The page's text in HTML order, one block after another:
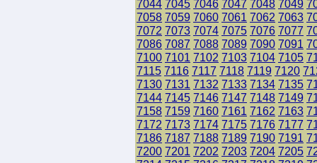
7044 7045 7046 7047 7048 7049
7058 7059 7060 7061 7062 7063
7072 7073 7074 7075 7076 7077
7086 7087 7088 7089 7090 7091
7100 7101 7102 7103 7104 7105
7115 7116 7117 7118 7119 7120
7130 7131 7132 7133 7134 7135
7144 7145 7146 7147 7148 7149
7158 7159 7160 7161 7162 7163
7172 7173 7174 7175 7176 7177
7186 7187 7188 7189 7190 7191
7200 7201 7202 7203 7204 7205